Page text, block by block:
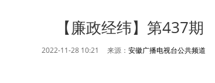
【廉政经纬】第437期
2022-11-28 10:21 来源： 安徽广播电视台公共频道